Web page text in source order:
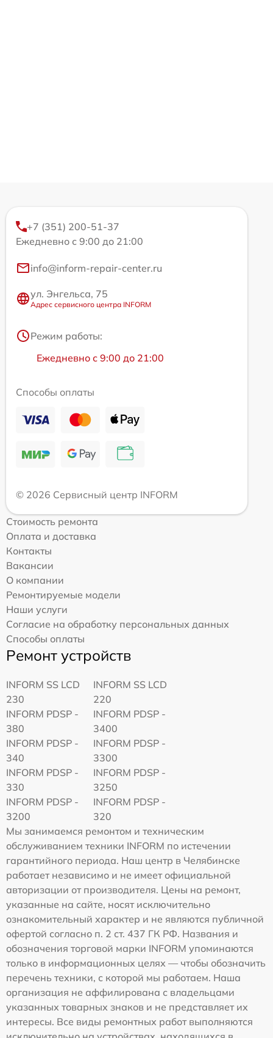
+7 (351) 200-51-37
Ежедневно с 9:00 до 21:00
info@inform-repair-center.ru
ул. Энгельса, 75
Адрес сервисного центра INFORM
Режим работы:
Ежедневно с 9:00 до 21:00
Способы оплаты
© 2026 Сервисный центр INFORM
Стоимость ремонта
Оплата и доставка
Контакты
Вакансии
О компании
Ремонтируемые модели
Наши услуги
Согласие на обработку персональных данных
Способы оплаты
Ремонт устройств
INFORM SS LCD
230
INFORM SS LCD
220
INFORM PDSP -
380
INFORM PDSP -
3400
INFORM PDSP -
340
INFORM PDSP -
3300
INFORM PDSP -
330
INFORM PDSP -
3250
INFORM PDSP -
3200
INFORM PDSP -
320
Мы занимаемся ремонтом и техническим
обслуживанием техники INFORM по истечении
гарантийного периода. Наш центр в Челябинске
работает независимо и не имеет официальной
авторизации от производителя. Цены на ремонт,
указанные на сайте, носят исключительно
ознакомительный характер и не являются публичной
офертой согласно п. 2 ст. 437 ГК РФ. Названия и
обозначения торговой марки INFORM упоминаются
только в информационных целях — чтобы обозначить
перечень техники, с которой мы работаем. Наша
организация не аффилирована с владельцами
указанных товарных знаков и не представляет их
интересы. Все виды ремонтных работ выполняются